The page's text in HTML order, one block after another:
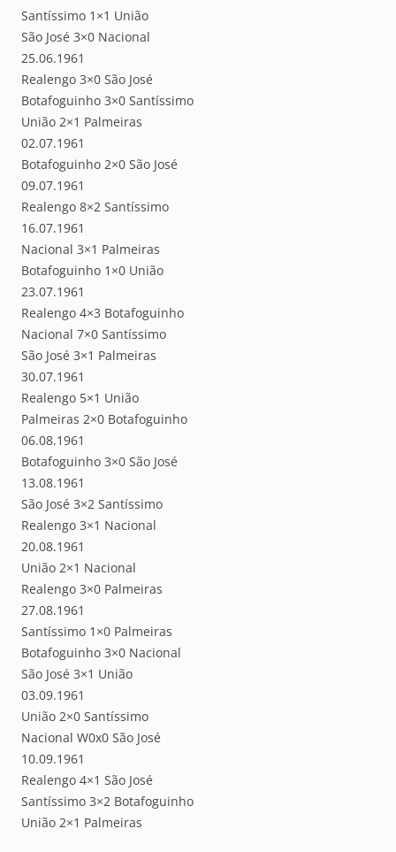
Santíssimo 1×1 União
São José 3×0 Nacional
25.06.1961
Realengo 3×0 São José
Botafoguinho 3×0 Santíssimo
União 2×1 Palmeiras
02.07.1961
Botafoguinho 2×0 São José
09.07.1961
Realengo 8×2 Santíssimo
16.07.1961
Nacional 3×1 Palmeiras
Botafoguinho 1×0 União
23.07.1961
Realengo 4×3 Botafoguinho
Nacional 7×0 Santíssimo
São José 3×1 Palmeiras
30.07.1961
Realengo 5×1 União
Palmeiras 2×0 Botafoguinho
06.08.1961
Botafoguinho 3×0 São José
13.08.1961
São José 3×2 Santíssimo
Realengo 3×1 Nacional
20.08.1961
União 2×1 Nacional
Realengo 3×0 Palmeiras
27.08.1961
Santíssimo 1×0 Palmeiras
Botafoguinho 3×0 Nacional
São José 3×1 União
03.09.1961
União 2×0 Santíssimo
Nacional W0x0 São José
10.09.1961
Realengo 4×1 São José
Santíssimo 3×2 Botafoguinho
União 2×1 Palmeiras